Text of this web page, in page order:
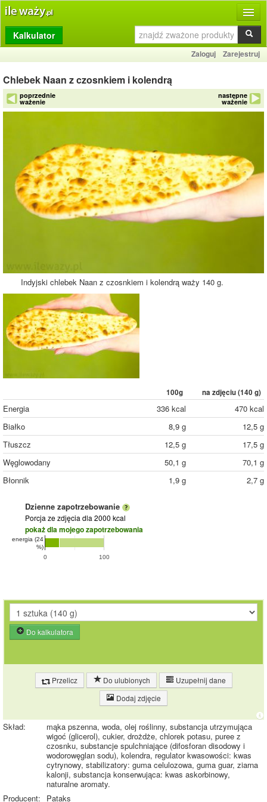
Produkty
Dziennik
Przelicznik
Porównywarka
Słownik
O stronie
Kontakt
Kalkulator
Zaloguj Zarejestruj
Chlebek Naan z czosnkiem i kolendrą
poprzednie
ważenie
następne
ważenie
Indyjski chlebek Naan z czosnkiem i kolendrą waży 140 g.
100g na zdjęciu (140 g)
Energia 336 kcal
470 kcal
Białko
8,9 g
12,5 g
Tłuszcz
12,5 g
17,5 g
Węglowodany
50,1 g
70,1 g
Błonnik
1,9 g 2,7 g
Dzienne zapotrzebowanie
Porcja ze zdjęcia dla 2000 kcal
pokaż dla mojego zapotrzebowania
0 100
energia (24
%)
Do kalkulatora
Przelicz Do ulubionych
Uzupełnij dane
Dodaj zdjęcie
Skład:
mąka pszenna, woda, olej roślinny, substancja utrzymująca
wigoć (glicerol), cukier, drożdże, chlorek potasu, puree z
czosnku, substancje spulchniające (difosforan disodowy i
wodorowęglan sodu), kolendra, regulator kwasowości: kwas
cytrynowy, stabilizatory: guma celulozowa, guma guar, ziarna
kalonji, substancja konserwująca: kwas askorbinowy,
naturalne aromaty.
Producent:
Pataks